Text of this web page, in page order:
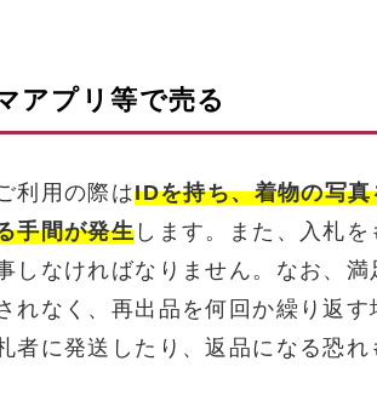
アプリ等で売る
利用の際はIDを持ち、着物の写
手間が発生 します。また、入札
しなければなりません。なお、
れなく、再出品を何回か繰り返
者に発送したり、返品になる恐